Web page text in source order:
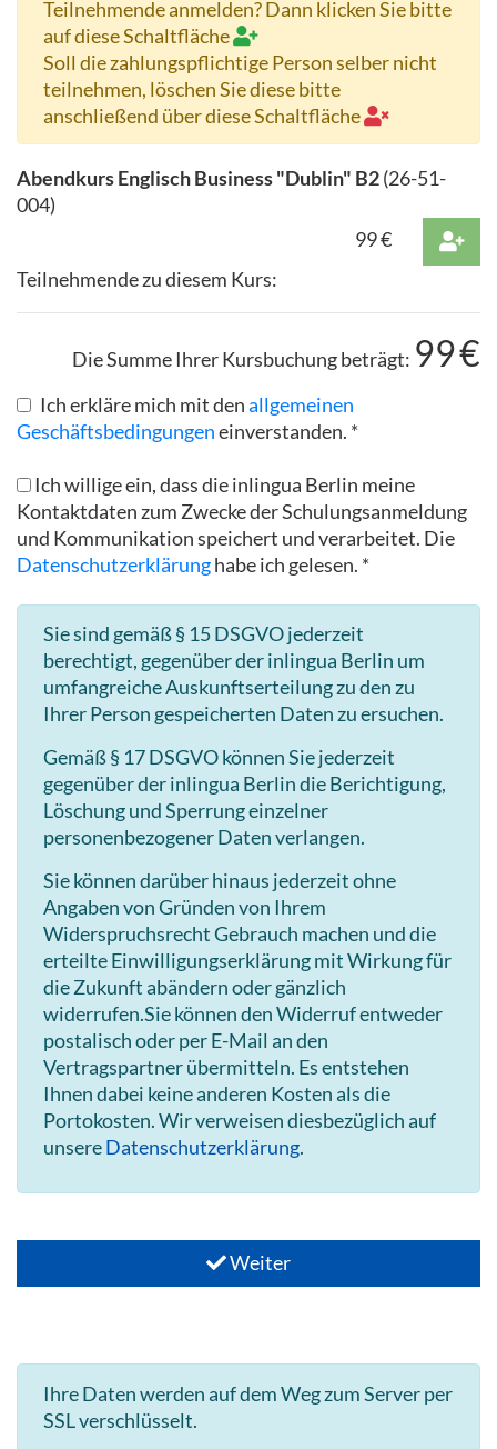
Teilnehmende anmelden? Dann klicken Sie bitte
auf diese Schaltfläche
Soll die zahlungspflichtige Person selber nicht
teilnehmen, löschen Sie diese bitte
anschließend über diese Schaltfläche
Abendkurs Englisch Business "Dublin" B2(26-51-
004)
99€
Teilnehmende zu diesem Kurs:
Die Summe Ihrer Kursbuchung beträgt: 99€
Ich erkläre mich mit denallgemeinen
Geschäftsbedingungeneinverstanden. *
Ich willige ein, dass die inlingua Berlin meine
Kontaktdaten zum Zwecke der Schulungsanmeldung
und Kommunikation speichert und verarbeitet. Die
Datenschutzerklärunghabe ich gelesen. *
Sie sind gemäß § 15 DSGVO jederzeit
berechtigt, gegenüber der inlingua Berlin um
umfangreiche Auskunftserteilung zu den zu
Ihrer Person gespeicherten Daten zu ersuchen.
Gemäß § 17 DSGVO können Sie jederzeit
gegenüber der inlingua Berlin die Berichtigung,
Löschung und Sperrung einzelner
personenbezogener Daten verlangen.
Sie können darüber hinaus jederzeit ohne
Angaben von Gründen von Ihrem
Widerspruchsrecht Gebrauch machen und die
erteilte Einwilligungserklärung mit Wirkung für
die Zukunft abändern oder gänzlich
widerrufen.Sie können den Widerruf entweder
postalisch oder per E-Mail an den
Vertragspartner übermitteln. Es entstehen
Ihnen dabei keine anderen Kosten als die
Portokosten. Wir verweisen diesbezüglich auf
unsereDatenschutzerklärung.
Weiter
Ihre Daten werden auf dem Weg zum Server per
SSL verschlüsselt.